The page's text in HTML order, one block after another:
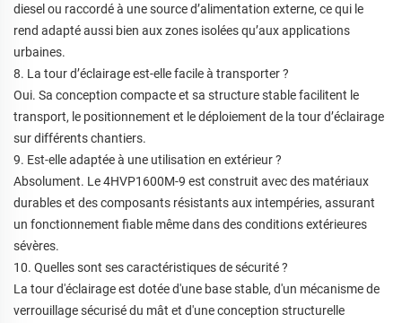
diesel ou raccordé à une source d’alimentation externe, ce qui le
rend adapté aussi bien aux zones isolées qu’aux applications
urbaines.
8. La tour d’éclairage est-elle facile à transporter ?
Oui. Sa conception compacte et sa structure stable facilitent le
transport, le positionnement et le déploiement de la tour d’éclairage
sur différents chantiers.
9. Est-elle adaptée à une utilisation en extérieur ?
Absolument. Le 4HVP1600M-9 est construit avec des matériaux
durables et des composants résistants aux intempéries, assurant
un fonctionnement fiable même dans des conditions extérieures
sévères.
10. Quelles sont ses caractéristiques de sécurité ?
La tour d'éclairage est dotée d'une base stable, d'un mécanisme de
verrouillage sécurisé du mât et d'une conception structurelle